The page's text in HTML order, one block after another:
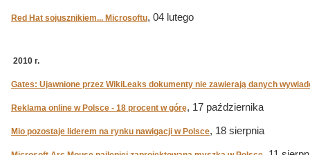
Red Hat sojusznikiem... Microsoftu, 04 lutego
2010 r.
Gates: Ujawnione przez WikiLeaks dokumenty nie zawierają danych
Reklama online w Polsce - 18 procent w górę, 17 października
Mio pozostaje liderem na rynku nawigacji w Polsce, 18 sierpnia